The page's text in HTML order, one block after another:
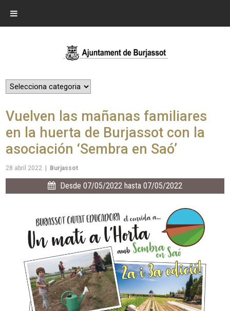
Vuelven las mañanas familiares
en la huerta de Burjassot con la
asociación ‘Sembra en Saó’
28 abril 2022 Burjassot
Desde 07/05/2022 hasta 07/05/2022